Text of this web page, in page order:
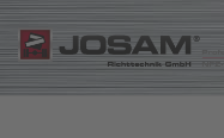
Zum Hauptinhalt